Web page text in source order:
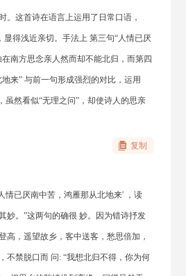
。这首诗在语言上运用了日常口语，
显得浅近亲切。手法上 第三句“人情已厌
南方思念亲人然而却不能北归，而第四
来” 与前一句形成强烈的对比，运用
虽然看似“无理之问”，却使诗人的思亲
复制
情已厌南中苦，鸿雁那从北地来' ，读
妙。”这两句的确很 妙。因为错诗抒发
高，遥望故乡，客中送客，愁思倍加，
不禁脱口而 问: “我想北归不得，你为何